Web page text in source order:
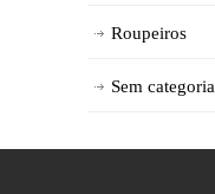
Roupeiros
Sem categoria